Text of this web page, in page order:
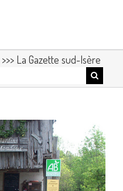
La Gazette sud-Isère